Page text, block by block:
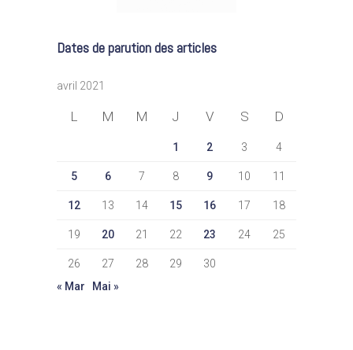
Dates de parution des articles
avril 2021
L M M J V S D
1 2 3 4
5 6 7 8 9 10 11
12 13 14 15 16 17 18
19 20 21 22 23 24 25
26 27 28 29
30
« Mar
Mai »